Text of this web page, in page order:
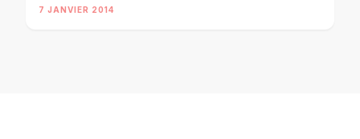
7 JANVIER 2014